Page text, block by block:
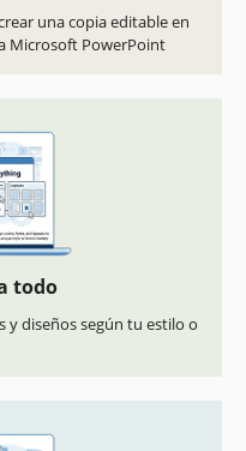
una copia editable en
Microsoft PowerPoint
todo
y diseños según tu estilo o